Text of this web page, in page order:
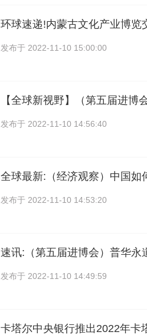
环球速递!内蒙古文化产业博览
发布于 2022-11-10 15:00:00
【全球新视野】（第五届进博
发布于 2022-11-10 14:56:40
全球最新:（经济观察）中国如
发布于 2022-11-10 14:53:20
速讯:（第五届进博会）普华永
发布于 2022-11-10 14:49:59
卡塔尔中央银行推出2022年卡